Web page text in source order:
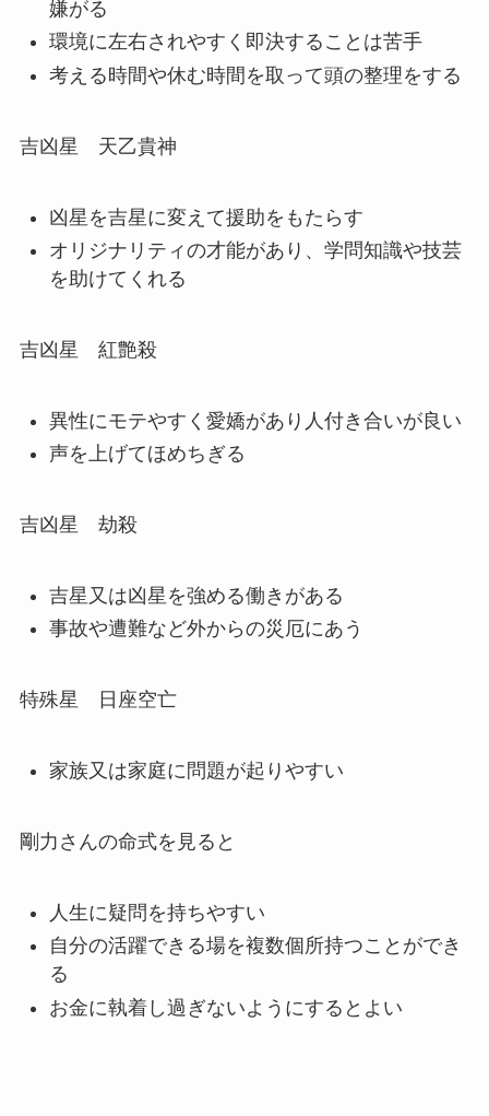
嫌がる
環境に左右されやすく即決することは苦手
考える時間や休む時間を取って頭の整理をする
吉凶星 天乙貴神
凶星を吉星に変えて援助をもたらす
オリジナリティの才能があり、学問知識や技芸
を助けてくれる
吉凶星 紅艶殺
異性にモテやすく愛嬌があり人付き合いが良い
声を上げてほめちぎる
吉凶星 劫殺
吉星又は凶星を強める働きがある
事故や遭難など外からの災厄にあう
特殊星 日座空亡
家族又は家庭に問題が起りやすい
剛力さんの命式を見ると
人生に疑問を持ちやすい
自分の活躍できる場を複数個所持つことができ
る
お金に執着し過ぎないようにするとよい